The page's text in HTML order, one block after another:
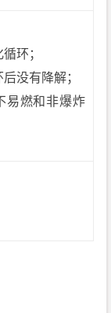
环；
没有降解；
易燃和非爆炸